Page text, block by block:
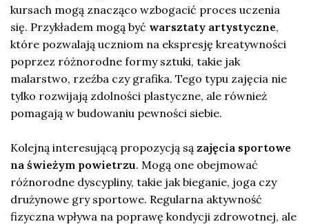
kursach mogą znacząco wzbogacić proces uczenia
się. Przykładem mogą być warsztaty artystyczne,
które pozwalają uczniom na ekspresję kreatywności
poprzez różnorodne formy sztuki, takie jak
malarstwo, rzeźba czy grafika. Tego typu zajęcia nie
tylko rozwijają zdolności plastyczne, ale również
pomagają w budowaniu pewności siebie.
Kolejną interesującą propozycją są zajęcia sportowe
na świeżym powietrzu. Mogą one obejmować
różnorodne dyscypliny, takie jak bieganie, joga czy
drużynowe gry sportowe. Regularna aktywność
fizyczna wpływa na poprawę kondycji zdrowotnej, ale